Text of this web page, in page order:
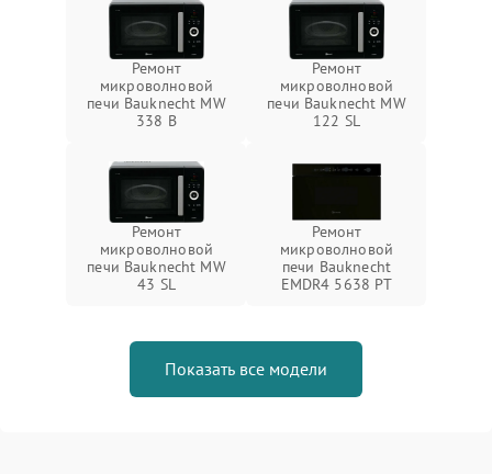
Ремонт
микроволновой
печи Bauknecht MW
338 B
Ремонт
микроволновой
печи Bauknecht MW
122 SL
Ремонт
микроволновой
печи Bauknecht MW
43 SL
Ремонт
микроволновой
печи Bauknecht
EMDR4 5638 PT
Показать все модели